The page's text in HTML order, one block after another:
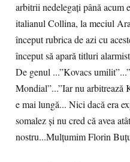
arbitrii nedelegați până acum
italianul Collina, la meciul
început rubrica de azi cu
început să apară titluri
De genul ...”Kovacs
Mondial”...”Iar nu arbitrează
e mai lungă... Nici dacă era
somalez și nu cred că avea
nostru...Mulțumim Florin